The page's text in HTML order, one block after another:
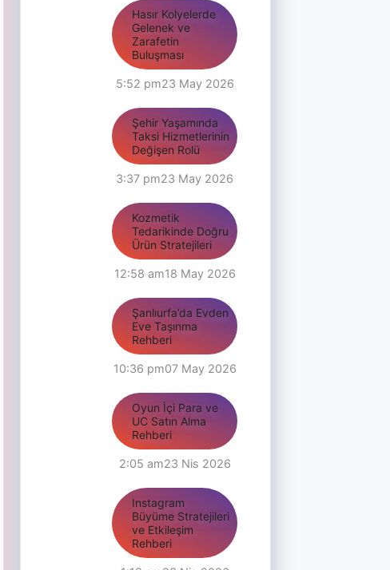
Hasır Kolyelerde
Gelenek ve
Zarafetin
Buluşması
5:52 pm23 May 2026
Şehir Yaşamında
Taksi Hizmetlerinin
Değişen Rolü
3:37 pm23 May 2026
Kozmetik
Tedarikinde Doğru
Ürün Stratejileri
12:58 am18 May 2026
Şanlıurfa’da Evden
Eve Taşınma
Rehberi
10:36 pm07 May 2026
Oyun İçi Para ve
UC Satın Alma
Rehberi
2:05 am23 Nis 2026
Instagram
Büyüme Stratejileri
ve Etkileşim
Rehberi